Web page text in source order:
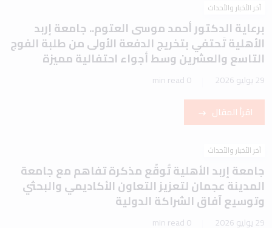
آخر الأخبار والأحداث
برعاية الدكتور أحمد موسى العتوم.. جامعة إربد
الأهلية تَحتفي بتخريج الدفعة الأولى من طلبة الفوج
التاسع والعشرين وسط أجواء احتفالية مميزة
29 يوليو 2026 0 min read
اقرأ المقال
آخر الأخبار والأحداث
جامعة إربد الأهلية تُوقّع مذكرة تفاهم مع جامعة
المدينة عجمان لتعزيز التعاون الأكاديمي والبحثي
وتوسيع آفاق الشراكة الدولية
29 يوليو 2026 0 min read